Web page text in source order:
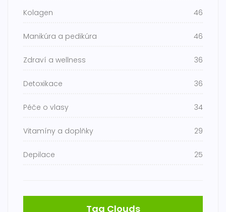
Kolagen 46
Manikúra a pedikúra 46
Zdraví a wellness 36
Detoxikace 36
Péče o vlasy 34
Vitamíny a doplňky 29
Depilace 25
Tag Clouds